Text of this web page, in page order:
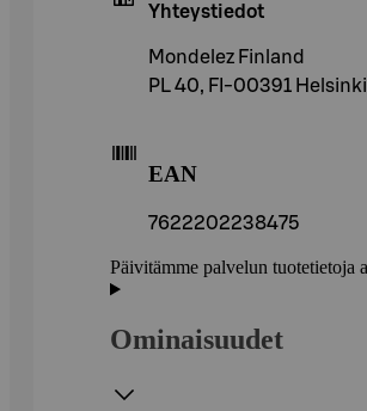
Yhteystiedot
Mondelez Finland
PL 40, FI-00391 Helsinki
EAN
7622202238475
Päivitämme palvelun tuotetietoja
Ominaisuudet